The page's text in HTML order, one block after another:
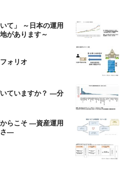
て」 ～日本の運用
があります～
ォリオ
ていますか？ ―分
らこそ ―資産運用
さ―